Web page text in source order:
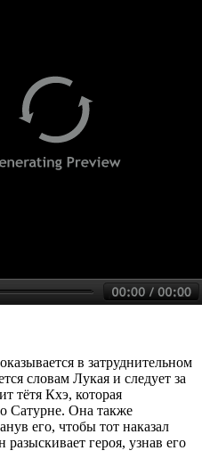
в затруднительном
словам Лукая и следует за
тётя Кхэ, которая
Сатурне. Она также
его, чтобы тот наказал
героя, узнав его